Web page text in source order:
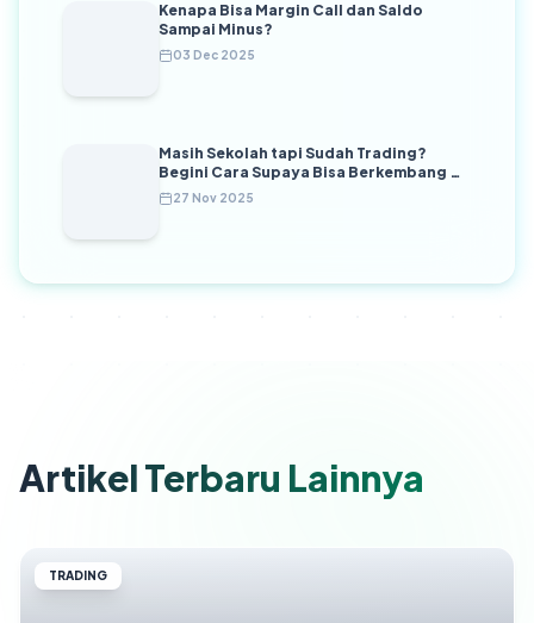
Kenapa Bisa Margin Call dan Saldo
Sampai Minus?
03 Dec 2025
Masih Sekolah tapi Sudah Trading?
Begini Cara Supaya Bisa Berkembang di
Masa Depan
27 Nov 2025
Artikel Terbaru Lainnya
TRADING